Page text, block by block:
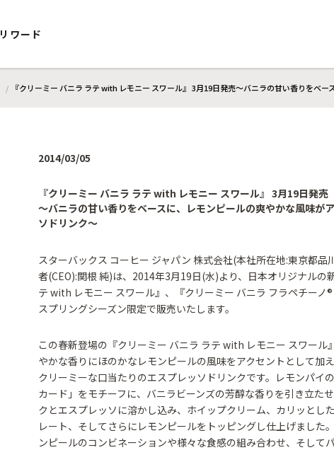
リワード
『クリーミー バニラ ラテ with レモニー スワール』 3月19日発売～バニラの甘い香りをベ
2014/03/05
『クリーミー バニラ ラテ with レモニー スワール』 3月19日発売
～バニラの甘い香りをベースに、レモンピールの爽やかな風味が
ソドリンク～
スターバックス コーヒー ジャパン 株式会社(本社所在地:東京都
者(CEO):関根 純)は、2014年3月19日(水)より、日本オリジナルの
テ with レモニー スワール』、『クリーミー バニラ フラペチーノ
スプリングシーズン限定で販売いたします。
この春新登場の『クリーミー バニラ ラテ with レモニー スワール
やかな香りにほのかなレモンピールの風味をアクセントとして加
クリーミーな口当たりのエスプレッソドリンクです。レモンパイ
カード」をモチーフに、バニラビーンズの芳醇な香りを引き立た
クとエスプレッソに溶かし込み、ホイップクリーム、カリッとし
レート、そしてさらにレモンピールをトッピングし仕上げました
ンピールのコンビネーションや様々な食感の組み合わせ、そして